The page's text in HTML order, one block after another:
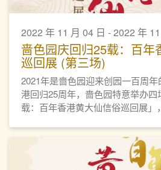
2022 年 11 月 04 日 - 2022 年
啬色园庆回归25载：百年
巡回展 (第三场)
2021年是啬色园迎来创园一百周
港回归25周年，啬色园特意举办
载：百年香港黄大仙信俗巡回展」